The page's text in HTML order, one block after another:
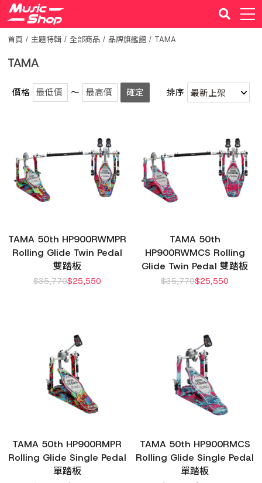
首頁 主題特輯 全部商品 品牌旗艦館 TAMA
TAMA
價格 ～ 確定 排序
TAMA 50th HP900RWMPR
Rolling Glide Twin Pedal
雙踏板
$35,770$25,550
TAMA 50th
HP900RWMCS Rolling
Glide Twin Pedal 雙踏板
$35,770$25,550
TAMA 50th HP900RMPR
Rolling Glide Single Pedal
單踏板
TAMA 50th HP900RMCS
Rolling Glide Single Pedal
單踏板